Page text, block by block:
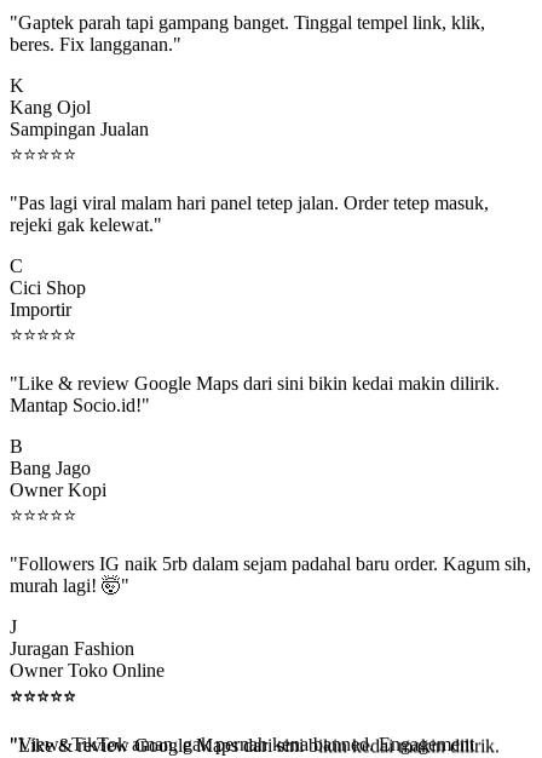
beres. Fix langganan."
Kang Ojol
Sampingan Jualan
⭐⭐⭐⭐⭐
rejeki gak kelewat."
Cici Shop
Importir
⭐⭐⭐⭐⭐
Mantap Socio.id!"
Bang Jago
Owner Kopi
⭐⭐⭐⭐ ⭐
murah lagi! 🤯"
Juragan Fashion
Owner Toko Online
⭐⭐⭐⭐ ⭐
beneran naik, algoritma suka."